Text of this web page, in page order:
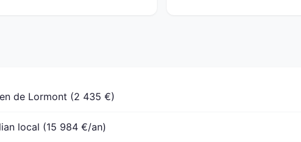
de Lormont (2 435 €)
local (15 984 €/an)